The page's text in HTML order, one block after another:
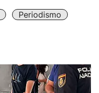
Periodismo